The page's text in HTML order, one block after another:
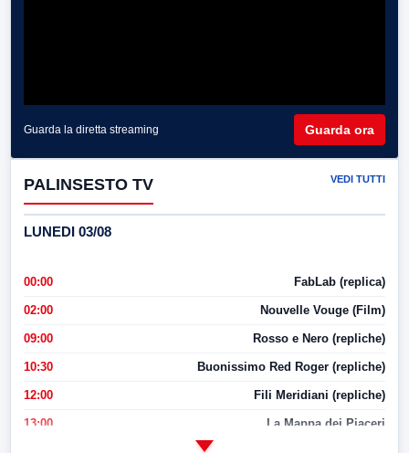
Guarda la diretta streaming Guarda ora
PALINSESTO TV VEDI TUTTI
LUNEDI 03/08
00:00 FabLab (replica)
02:00 Nouvelle Vouge (Film)
09:00 Rosso e Nero (repliche)
10:30 Buonissimo Red Roger (repliche)
12:00 Fili Meridiani (repliche)
13:00 La Mappa dei Piaceri